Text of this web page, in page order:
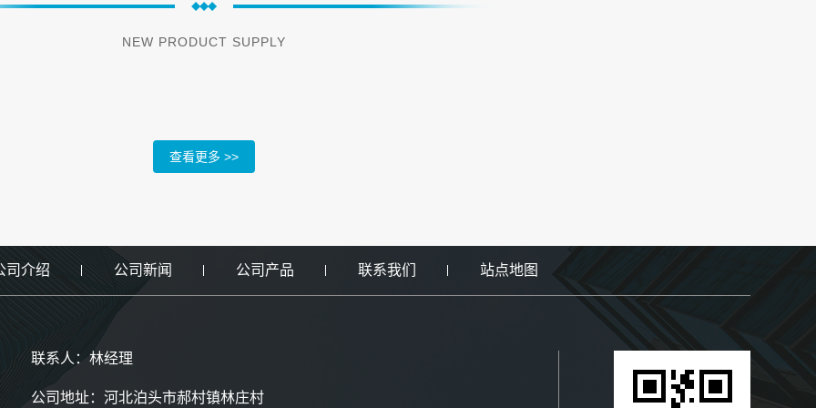
NEW PRODUCT SUPPLY
查看更多 >>
司介绍 公司新闻 公司产品 联系我们 站点地图
联系人：林经理
公司地址：河北泊头市郝村镇林庄村